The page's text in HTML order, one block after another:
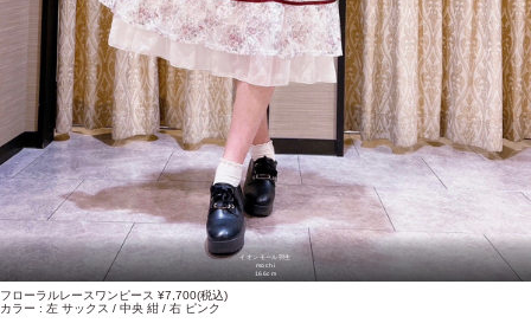
イオンモール羽生
mochi
166cm
フローラルレースワンピース ¥7,700(税込)
カラー : 左 サックス / 中央 紺 / 右 ピンク